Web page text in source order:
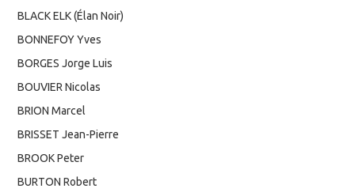
BLACK ELK (Élan Noir)
BONNEFOY Yves
BORGES Jorge Luis
BOUVIER Nicolas
BRION Marcel
BRISSET Jean-Pierre
BROOK Peter
BURTON Robert